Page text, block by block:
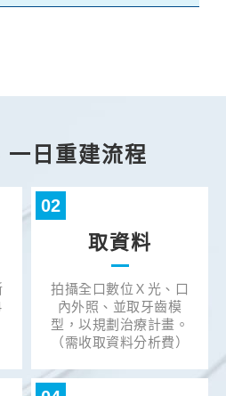
日重建流程
02
取資料
拍攝全口數位Ｘ光、口
內外照、並取牙齒模
型，以規劃治療計畫。
（需收取資料分析費）